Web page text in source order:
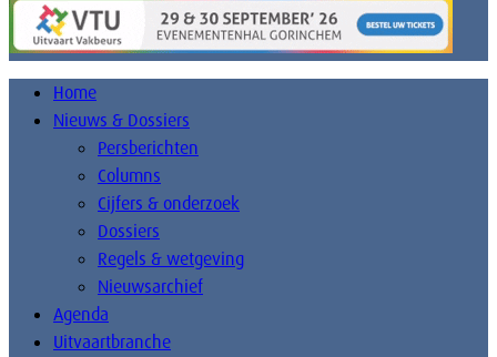
Home
Nieuws & Dossiers
Persberichten
Columns
Cijfers & onderzoek
Dossiers
Regels & wetgeving
Nieuwsarchief
Agenda
Uitvaartbranche